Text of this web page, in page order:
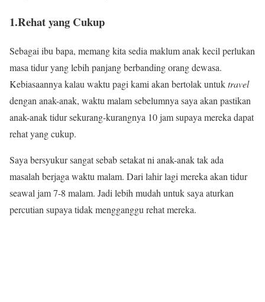
1.Rehat yang Cukup
Sebagai ibu bapa, memang kita sedia maklum anak kecil perlukan
masa tidur yang lebih panjang berbanding orang dewasa.
Kebiasaannya kalau waktu pagi kami akan bertolak untuktravel
dengan anak-anak, waktu malam sebelumnya saya akan pastikan
anak-anak tidur sekurang-kurangnya 10 jam supaya mereka dapat
rehat yang cukup.
Saya bersyukur sangat sebab setakat ni anak-anak tak ada
masalah berjaga waktu malam. Dari lahir lagi mereka akan tidur
seawal jam 7-8 malam. Jadi lebih mudah untuk saya aturkan
percutian supaya tidak mengganggu rehat mereka.